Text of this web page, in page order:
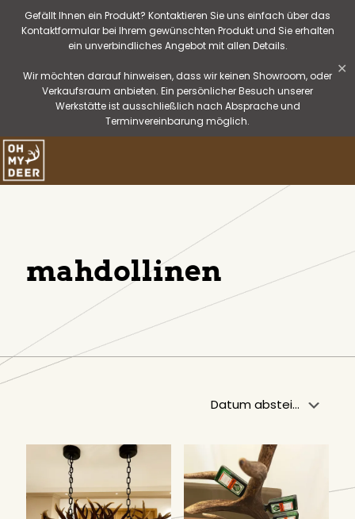
Gefällt Ihnen ein Produkt? Kontaktieren Sie uns einfach über das
Kontaktformular bei Ihrem gewünschten Produkt und Sie erhalten
ein unverbindliches Angebot mit allen Details.
Wir möchten darauf hinweisen, dass wir keinen Showroom, oder
Verkaufsraum anbieten. Ein persönlicher Besuch unserer
Werkstätte ist ausschließlich nach Absprache und
Terminvereinbarung möglich.
✕
mahdollinen